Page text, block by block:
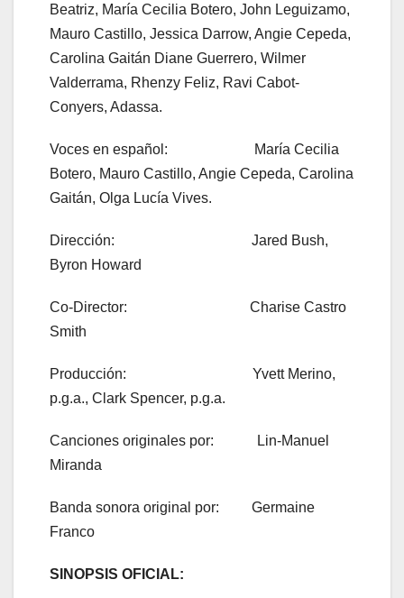
Beatriz, María Cecilia Botero, John Leguizamo,
Mauro Castillo, Jessica Darrow, Angie Cepeda,
Carolina Gaitán Diane Guerrero, Wilmer
Valderrama, Rhenzy Feliz, Ravi Cabot-
Conyers, Adassa.
Voces en español: María Cecilia
Botero, Mauro Castillo, Angie Cepeda, Carolina
Gaitán, Olga Lucía Vives.
Dirección: Jared Bush,
Byron Howard
Co-Director: Charise Castro
Smith
Producción: Yvett Merino,
p.g.a., Clark Spencer, p.g.a.
Canciones originales por: Lin-Manuel
Miranda
Banda sonora original por: Germaine
Franco
SINOPSIS OFICIAL: